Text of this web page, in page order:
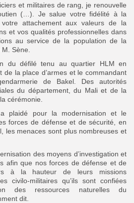
et militaires de rang, je renouvelle
(…). Je salue votre fidélité à la
votre attachement aux valeurs de la
et vos qualités professionnelles dans
au service de la population de la
Sène.
du défilé tenu au quartier HLM en
de la place d’armes et le commandant
de Bakel. Des autorités
du département, du Mali et de la
cérémonie.
a plaidé pour la modernisation et le
forces de défense et de sécurité, en
les menaces sont plus nombreuses et
des moyens d’investigation et
afin que nos forces de défense et de
à la hauteur de leurs missions
civilo-militaires qu’ils sont confiées
des ressources naturelles du
dit.